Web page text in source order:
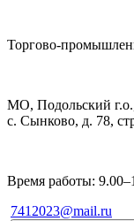
Торгово-
МО, Подольский
с. Сынково, д. 78,
Время работы:
7412023@mail.ru